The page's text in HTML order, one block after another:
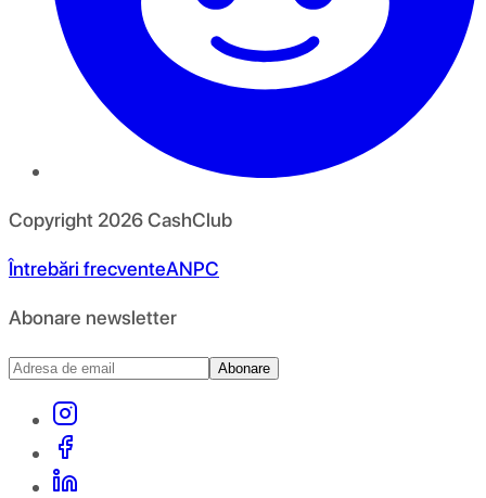
Copyright 2026CashClub
Întrebări frecventeANPC
Abonare newsletter
Abonare